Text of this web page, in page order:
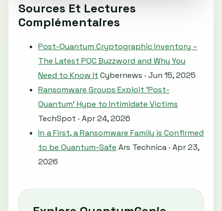
Sources Et Lectures
Complémentaires
Post-Quantum Cryptographic Inventory –
The Latest PQC Buzzword and Why You
Need to Know It Cybernews · Jun 15, 2025
Ransomware Groups Exploit 'Post-
Quantum' Hype to Intimidate Victims
TechSpot · Apr 24, 2026
In a First, a Ransomware Family is Confirmed
to be Quantum-Safe Ars Technica · Apr 23,
2026